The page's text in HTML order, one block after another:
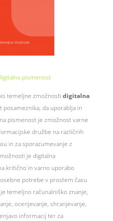
pismenost
temeljne zmožnosti digitalna
da uporablja in
pismenost je zmožnost varne
družbe na različnih
in za sporazumevanje z
je digitalna
kritično in varno uporabo
potrebe v prostem času
temeljno računalniško znanje,
ocenjevanje, shranjevanje,
informacij ter za